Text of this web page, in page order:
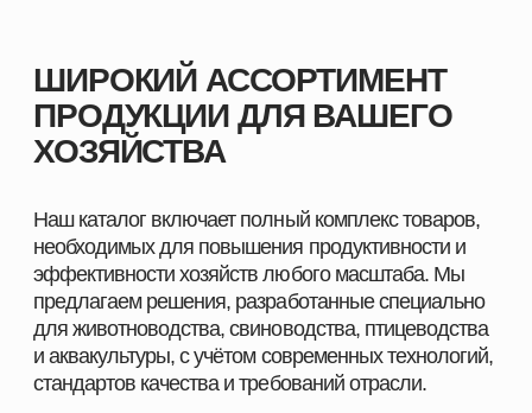
Оставьте заявку, и наш специалист свяжется с вами
в ближайшее время. Мы уточним особенности
индивидуальное предложение.
ПРОДУКЦИЮ ПОД ЗАДАЧИ
ВАШЕГО ХОЗЯЙСТВА
СМОТРЕТЬ КАТАЛОГ
ПОЛУЧИТЬ КОНСУЛЬТАЦИЮ